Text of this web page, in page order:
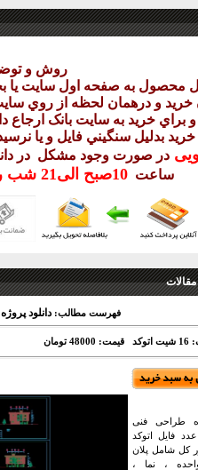
روش و
محصول به صفحه اول سايت يا
و درهمان لحظه از روي سايت
براي خريد به سايت بانک ارجاع
بدليل سنگيني فايل و يا
در صورت وجود مشکل در
ساعت 10صبح الی21 شب
فهرست مطالب: دانلود
قیمت: 48000 تومان
طراحی فنی
شامل ۳ عدد فایل اتوکد
کل شامل پلان
۶واحده ، نما ،